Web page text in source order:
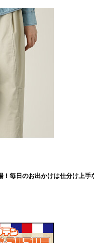
！毎日のお出かけは仕分け上